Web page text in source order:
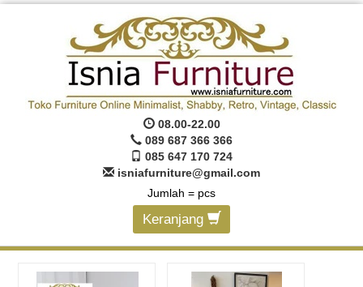
08.00-22.00
089 687 366 366
085 647 170 724
isniafurniture@gmail.com
Jumlah = pcs
Keranjang